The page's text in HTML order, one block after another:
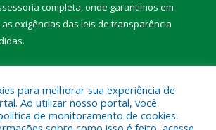
completa, onde garantimos em
exigências das leis de transparência
para melhorar sua experiência de
Ao utilizar nosso portal, você
de monitoramento de cookies.